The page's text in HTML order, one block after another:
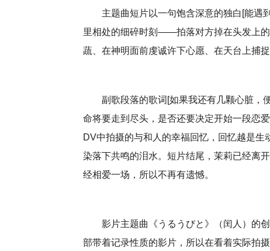
主题曲短片以一句饱含深意的独白[能遇
里相处的细碎时刻——拍落对方掉在头发上
蔬、在神明面前虔诚许下心愿、在天台上捕
副歌段落的歌词[如果我还有几颗心脏
命将要走到尽头，是否还要决定开始一段恋
DV中拍摄的与和人的幸福回忆，回忆越是
染落下共鸣的泪水。短片结尾，茉莉已经离
经相爱一场，所以不再有遗憾。
影片主题曲《うるうびと》（闰人）的
部带着记录性质的影片，所以在看着实际拍